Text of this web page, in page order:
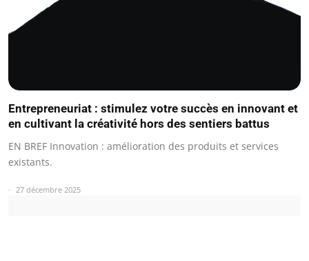
Entrepreneuriat : stimulez votre succès en innovant et
en cultivant la créativité hors des sentiers battus
EN BREF Innovation : amélioration des produits et services
existants.
27 décembre 2025